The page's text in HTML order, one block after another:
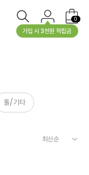
가입 시 3천원 적립금
0
툴/기타